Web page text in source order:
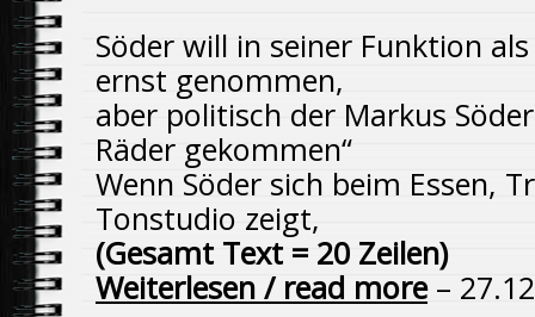
Söder will in seiner Funktion
ernst genommen,
aber politisch der Markus
Räder gekommen“
Wenn Söder sich beim Essen,
Tonstudio zeigt,
(Gesamt Text = 20 Zeilen)
Weiterlesen / read more–